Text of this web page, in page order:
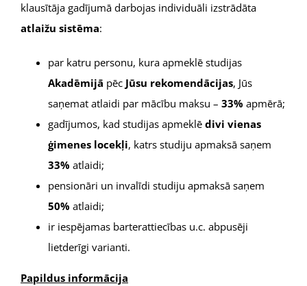
klausītāja gadījumā darbojas individuāli izstrādāta
atlaižu sistēma:
par katru personu, kura apmeklē studijas
Akadēmijā pēc Jūsu rekomendācijas, Jūs
saņemat atlaidi par mācību maksu – 33% apmērā;
gadījumos, kad studijas apmeklē divi vienas
ģimenes locekļi, katrs studiju apmaksā saņem
33% atlaidi;
pensionāri un invalīdi studiju apmaksā saņem
50% atlaidi;
ir iespējamas barterattiecības u.c. abpusēji
lietderīgi varianti.
Papildus informācija